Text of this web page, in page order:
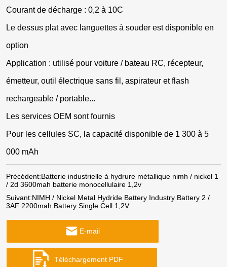
Courant de décharge : 0,2 à 10C
Le dessus plat avec languettes à souder est disponible en
option
Application : utilisé pour voiture / bateau RC, récepteur,
émetteur, outil électrique sans fil, aspirateur et flash
rechargeable / portable...
Les services OEM sont fournis
Pour les cellules SC, la capacité disponible de 1 300 à 5
000 mAh
Précédent:Batterie industrielle à hydrure métallique nimh / nickel 1
/ 2d 3600mah batterie monocellulaire 1,2v
Suivant:NIMH / Nickel Metal Hydride Battery Industry Battery 2 /
3AF 2200mah Battery Single Cell 1,2V
E-mail